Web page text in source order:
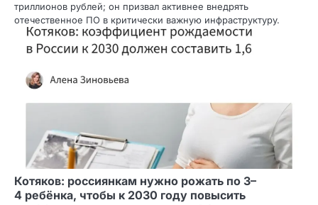
триллионов рублей; он призвал активнее внедрять
отечественное ПО в критически важную инфраструктуру.
Котяков: россиянкам нужно рожать по 3–
4 ребёнка, чтобы к 2030 году повысить